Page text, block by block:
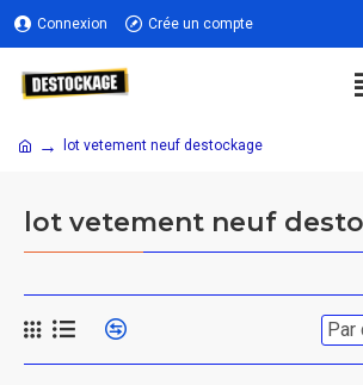
Connexion Crée un compte
lot vetement neuf destockage
lot vetement neuf